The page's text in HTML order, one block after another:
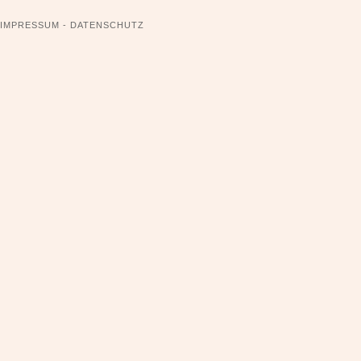
NAVIGATION
ÜBERSPRINGEN
IMPRESSUM - DATENSCHUTZ